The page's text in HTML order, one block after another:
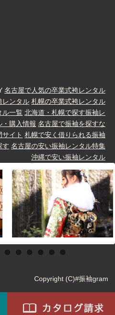
名古屋で人気の卒業式袴レンタル
レンタル 札幌の卒業式袴レンタル
ル一覧 北海道・札幌で探す振袖レ
・購入情報 名古屋で振袖を探すな
イト 札幌で安く借りられる振袖
す 名古屋の安い振袖レンタル特集
沖縄で安い振袖レンタル
Copyright (C)#振袖gram